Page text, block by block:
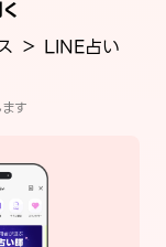
＞ LINE占い
す